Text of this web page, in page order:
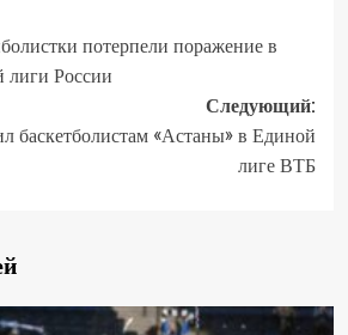
потерпели поражение в
России
Следующий:
«Астаны» в Единой
лиге ВТБ